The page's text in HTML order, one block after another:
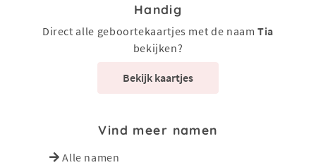
Handig
Direct alle geboortekaartjes met de naamTia
bekijken?
Bekijk kaartjes
Vind meer namen
Alle namen